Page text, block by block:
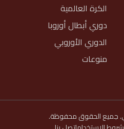
الكرة العالمية
دوري أبطال أوروبا
الدوري الأوروبي
منوعات